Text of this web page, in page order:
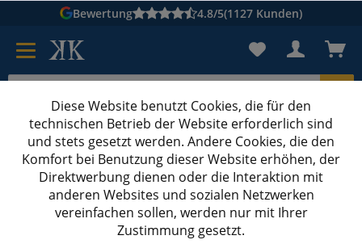
Bewertung 4.8/5(1127 Kunden)
Karton suchen
Kartons bedruckenKartons nach Maß
Wein-Geschenkbox strukturgeprägt
360x180x90 mm 2er Präsentkarton
Diese Website benutzt Cookies, die für den
technischen Betrieb der Website erforderlich sind
und stets gesetzt werden. Andere Cookies, die den
Komfort bei Benutzung dieser Website erhöhen, der
Direktwerbung dienen oder die Interaktion mit
anderen Websites und sozialen Netzwerken
vereinfachen sollen, werden nur mit Ihrer
Zustimmung gesetzt.